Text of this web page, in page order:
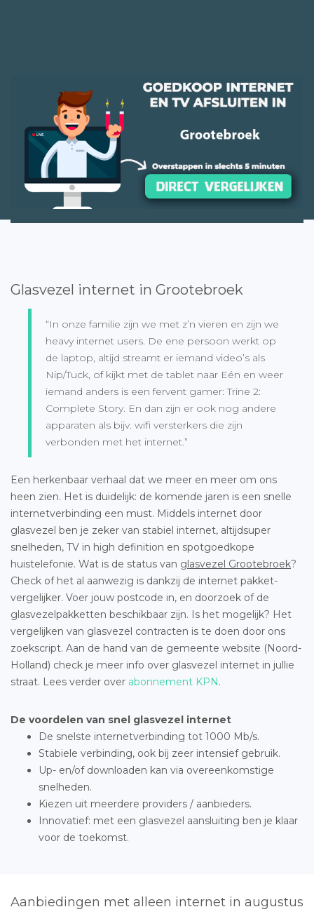
Glasvezel internet in Grootebroek
“In onze familie zijn we met z’n vieren en zijn we
heavy internet users. De ene persoon werkt op
de laptop, altijd streamt er iemand video’s als
Nip/Tuck, of kijkt met de tablet naar Eén en weer
iemand anders is een fervent gamer: Trine 2:
Complete Story. En dan zijn er ook nog andere
apparaten als bijv. wifi versterkers die zijn
verbonden met het internet.”
Een herkenbaar verhaal dat we meer en meer om ons
heen zien. Het is duidelijk: de komende jaren is een snelle
internetverbinding een must. Middels internet door
glasvezel ben je zeker van stabiel internet, altijdsuper
snelheden, TV in high definition en spotgoedkope
huistelefonie. Wat is de status van glasvezel Grootebroek?
Check of het al aanwezig is dankzij de internet pakket-
vergelijker. Voer jouw postcode in, en doorzoek of de
glasvezelpakketten beschikbaar zijn. Is het mogelijk? Het
vergelijken van glasvezel contracten is te doen door ons
zoekscript. Aan de hand van de gemeente website (Noord-
Holland) check je meer info over glasvezel internet in jullie
straat. Lees verder over abonnement KPN.
De voordelen van snel glasvezel internet
De snelste internetverbinding tot 1000 Mb/s.
Stabiele verbinding, ook bij zeer intensief gebruik.
Up- en/of downloaden kan via overeenkomstige
snelheden.
Kiezen uit meerdere providers / aanbieders.
Innovatief: met een glasvezel aansluiting ben je klaar
voor de toekomst.
Aanbiedingen met alleen internet in augustus